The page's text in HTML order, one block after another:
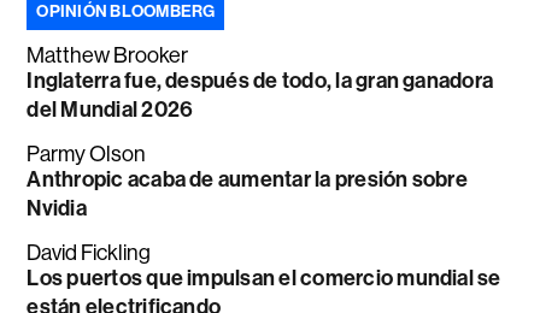
OPINIÓN BLOOMBERG
Matthew Brooker
Inglaterra fue, después de todo, la gran ganadora
del Mundial 2026
Parmy Olson
Anthropic acaba de aumentar la presión sobre
Nvidia
David Fickling
Los puertos que impulsan el comercio mundial se
están electrificando